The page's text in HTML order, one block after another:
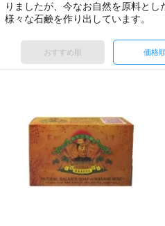
りましたが、今なお自然を原料と
様々な石鹸を作り出しています。
おすすめ順 価格